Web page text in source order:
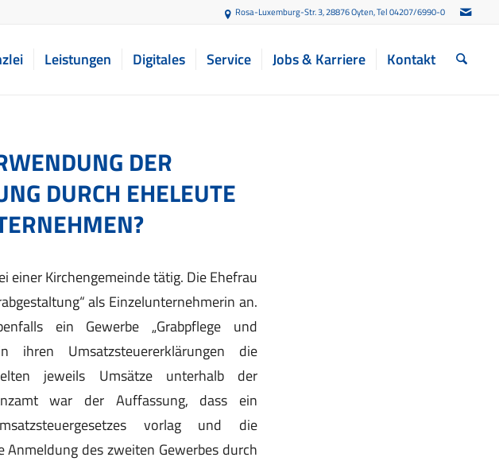
Rosa-Luxemburg-Str. 3, 28876 Oyten, Tel 04207/6990-0
Leistungen Digitales Service Jobs & Karriere Kontakt
DER
DURCH EHELEUTE
einer Kirchengemeinde tätig. Die Ehefrau
als Einzelunternehmerin an.
ein Gewerbe „Grabpflege und
ihren Umsatzsteuererklärungen die
jeweils Umsätze unterhalb der
war der Auffassung, dass ein
vorlag und die
des zweiten Gewerbes durch